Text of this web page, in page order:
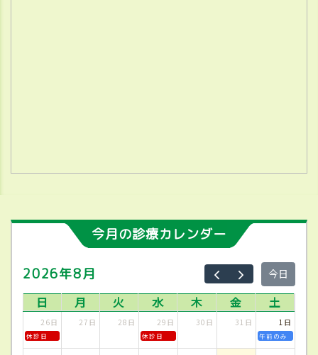
今月の診療カレンダー
2026年8月 今日
日 月 火 水 木 金 土
26日
休診日
27日 28日 29日
休診日
30日 31日 1日
午前のみ